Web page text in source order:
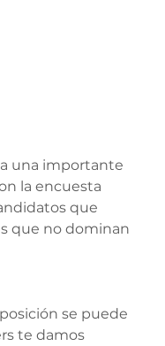
una importante
la encuesta
que
que no dominan
se puede
te damos